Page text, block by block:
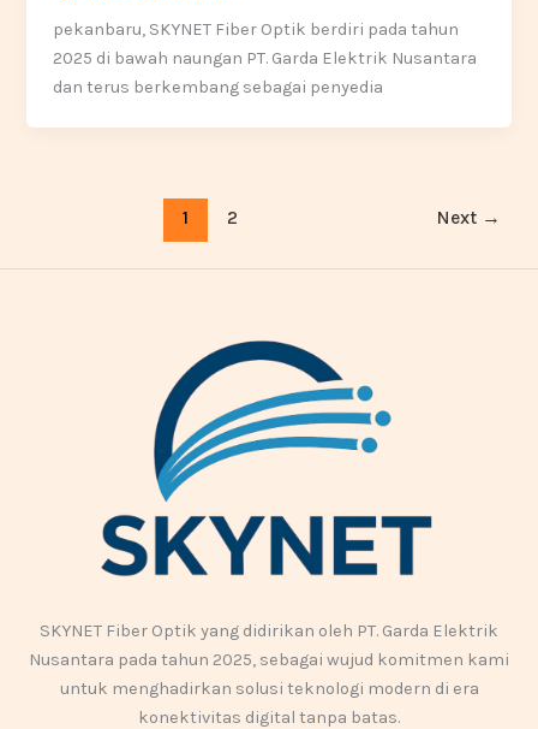
pekanbaru, SKYNET Fiber Optik berdiri pada tahun
2025 di bawah naungan PT. Garda Elektrik Nusantara
dan terus berkembang sebagai penyedia
1 2 Next →
SKYNET Fiber Optik yang didirikan oleh PT. Garda Elektrik
Nusantara pada tahun 2025, sebagai wujud komitmen kami
untuk menghadirkan solusi teknologi modern di era
konektivitas digital tanpa batas.